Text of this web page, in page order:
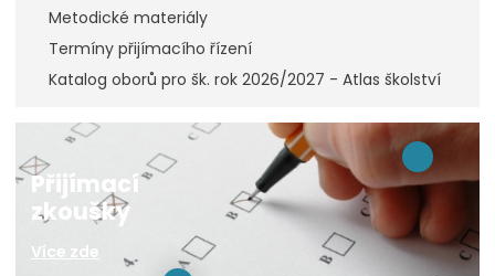
Metodické materiály
Termíny přijímacího řízení
Katalog oborů pro šk. rok 2026/2027 - Atlas školství
Přijímací
zkoušky
Více zde